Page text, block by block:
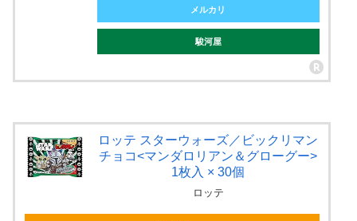
メルカリ
駿河屋
ロッテ スターウォーズ／ビックリマン
チョコ<マンダロリアン＆グローグー>
1枚入 × 30個
ロッテ